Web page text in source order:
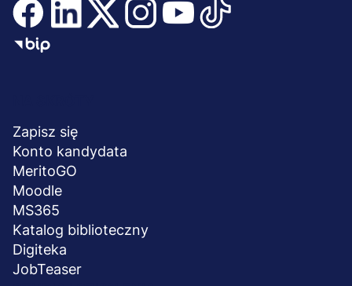
stopka
Zapisz się
Konto kandydata
MeritoGO
Moodle
MS365
Katalog biblioteczny
Digiteka
JobTeaser